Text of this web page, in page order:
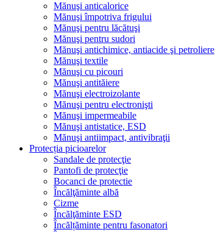
Mănuşi anticalorice
Mănuşi împotriva frigului
Mănuşi pentru lăcătuşi
Mănuşi pentru sudori
Mănuşi antichimice, antiacide şi petroliere
Mănuşi textile
Mănuşi cu picouri
Mănuşi antităiere
Mănuşi electroizolante
Mănuşi pentru electronişti
Mănuşi impermeabile
Mănuşi antistatice, ESD
Mănuşi antiimpact, antivibraţii
Protecția picioarelor
Sandale de protecţie
Pantofi de protecţie
Bocanci de protectie
Încălţăminte albă
Cizme
Încălţăminte ESD
Încălțăminte pentru fasonatori